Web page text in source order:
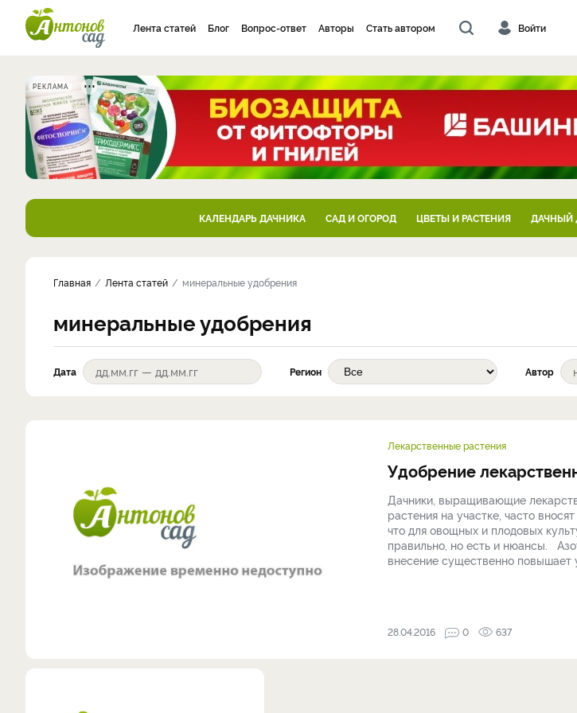
Лента статей Блог Вопрос-ответ Авторы Стать автором Войти
РЕКЛАМА
КАЛЕНДАРЬ ДАЧНИКА САД И ОГОРОД ЦВЕТЫ И РАСТЕНИЯ ДАЧНЫЙ
Главная Лента статей минеральные удобрения
минеральные удобрения
Дата Регион Автор
Лекарственные растения
Удобрение
Дачники, выращивающие
растения на участке, часто
что для овощных и плодовых
правильно, но есть и нюансы.
внесение существенно повышает
28.04.2016 0 637